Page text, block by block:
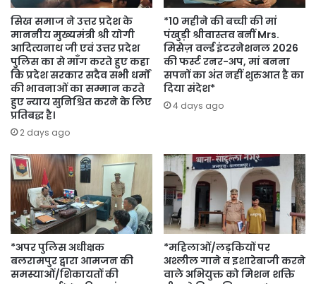
सिख समाज ने उत्तर प्रदेश के
माननीय मुख्यमंत्री श्री योगी
आदित्यनाथ जी एवं उत्तर प्रदेश
पुलिस का से माँग करते हुए कहा
कि प्रदेश सरकार सदैव सभी धर्मों
की भावनाओं का सम्मान करते
हुए न्याय सुनिश्चित करने के लिए
प्रतिबद्ध है।
2 days ago
*10 महीने की बच्ची की मां
पंखुड़ी श्रीवास्तव बनीं Mrs.
मिसेज़ वर्ल्ड इंटरनेशनल 2026
की फर्स्ट रनर-अप, मां बनना
सपनों का अंत नहीं शुरुआत है का
दिया संदेश*
4 days ago
*अपर पुलिस अधीक्षक
बलरामपुर द्वारा आमजन की
समस्याओं/शिकायतों की
*महिलाओं/लड़कियों पर
अश्लील गाने व इशारेबाजी करने
वाले अभियुक्त को मिशन शक्ति